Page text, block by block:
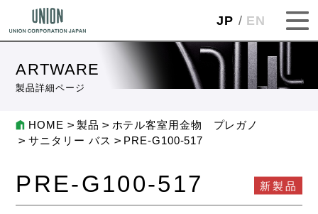
JP EN
ARTWARE
製品詳細ページ
HOME 製品
ホテル客室用金物 プレガノ
サニタリー バス
PRE-G100-517
PRE-G100-517 新製品